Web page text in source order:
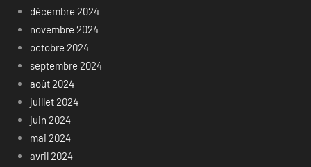
décembre 2024
novembre 2024
octobre 2024
septembre 2024
août 2024
juillet 2024
juin 2024
mai 2024
avril 2024